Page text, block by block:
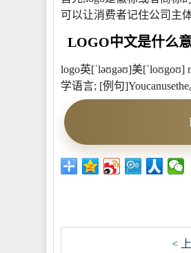
可以让消费者记住公司主
LOGO中文是什么
logo英[ˈləʊgəʊ]美
学语言; [例句]Youcanusethe
<